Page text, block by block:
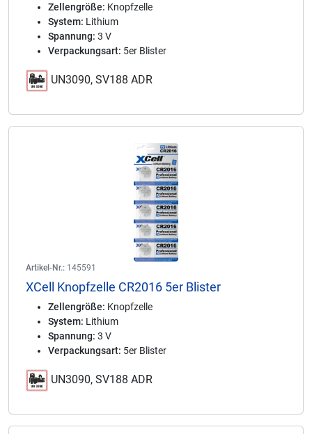
Zellengröße: Knopfzelle
System: Lithium
Spannung: 3 V
Verpackungsart: 5er Blister
UN3090, SV188 ADR
Artikel-Nr.: 145591
XCell Knopfzelle CR2016 5er Blister
Zellengröße: Knopfzelle
System: Lithium
Spannung: 3 V
Verpackungsart: 5er Blister
UN3090, SV188 ADR